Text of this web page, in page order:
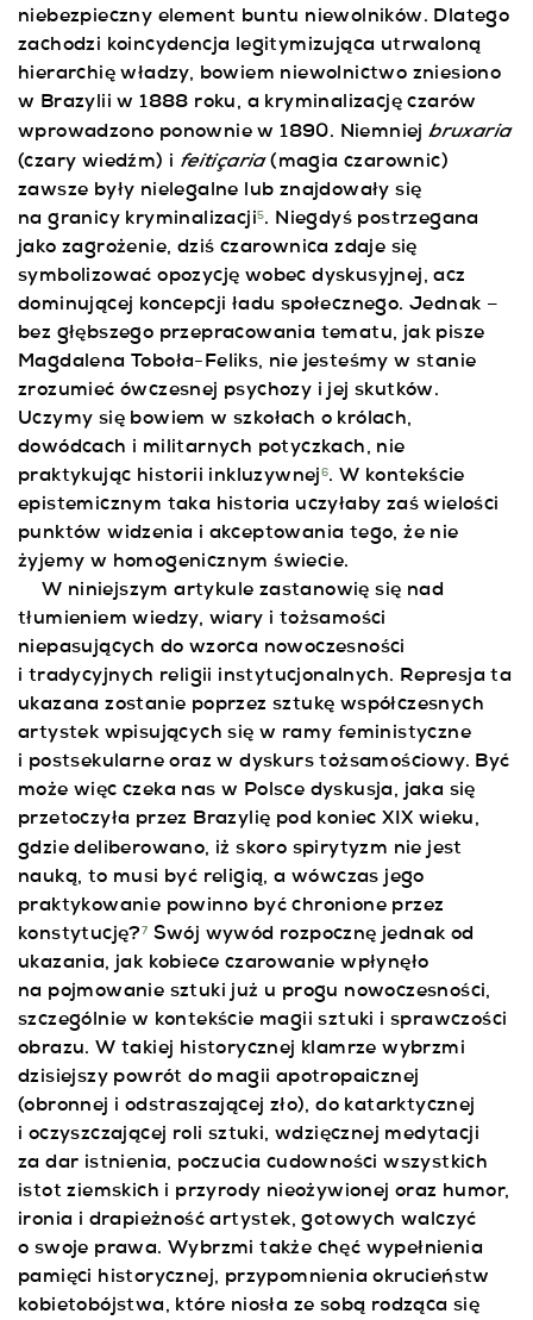
niebezpieczny element buntu niewolników. Dlatego
zachodzi koincydencja legitymizująca utrwaloną
hierarchię władzy, bowiem niewolnictwo zniesiono
w Brazylii w 1888 roku, a kryminalizację czarów
wprowadzono ponownie w 1890. Niemniejbruxaria
(czary wiedźm) i feitiçaria(magia czarownic)
zawsze były nielegalne lub znajdowały się
na granicy kryminalizacji5. Niegdyś postrzegana
jako zagrożenie, dziś czarownica zdaje się
symbolizować opozycję wobec dyskusyjnej, acz
dominującej koncepcji ładu społecznego. Jednak –
bez głębszego przepracowania tematu, jak pisze
Magdalena Toboła-Feliks, nie jesteśmy w stanie
zrozumieć ówczesnej psychozy i jej skutków.
Uczymy się bowiem w szkołach o królach,
dowódcach i militarnych potyczkach, nie
praktykując historii inkluzywnej 6. W kontekście
epistemicznym taka historia uczyłaby zaś wielości
punktów widzenia i akceptowania tego, że nie
żyjemy w homogenicznym świecie.
W niniejszym artykule zastanowię się nad
tłumieniem wiedzy, wiary i tożsamości
niepasujących do wzorca nowoczesności
i tradycyjnych religii instytucjonalnych. Represja ta
ukazana zostanie poprzez sztukę współczesnych
artystek wpisujących się w ramy feministyczne
i postsekularne oraz w dyskurs tożsamościowy. Być
może więc czeka nas w Polsce dyskusja, jaka się
przetoczyła przez Brazylię pod koniec XIX wieku,
gdzie deliberowano, iż skoro spirytyzm nie jest
nauką, to musi być religią, a wówczas jego
praktykowanie powinno być chronione przez
konstytucję? 7 Swój wywód rozpocznę jednak od
ukazania, jak kobiece czarowanie wpłynęło
na pojmowanie sztuki już u progu nowoczesności,
szczególnie w kontekście magii sztuki i sprawczości
obrazu. W takiej historycznej klamrze wybrzmi
dzisiejszy powrót do magii apotropaicznej
(obronnej i odstraszającej zło), do katarktycznej
i oczyszczającej roli sztuki, wdzięcznej medytacji
za dar istnienia, poczucia cudowności wszystkich
istot ziemskich i przyrody nieożywionej oraz humor,
ironia i drapieżność artystek, gotowych walczyć
o swoje prawa. Wybrzmi także chęć wypełnienia
pamięci historycznej, przypomnienia okrucieństw
kobietobójstwa, które niosła ze sobą rodząca się